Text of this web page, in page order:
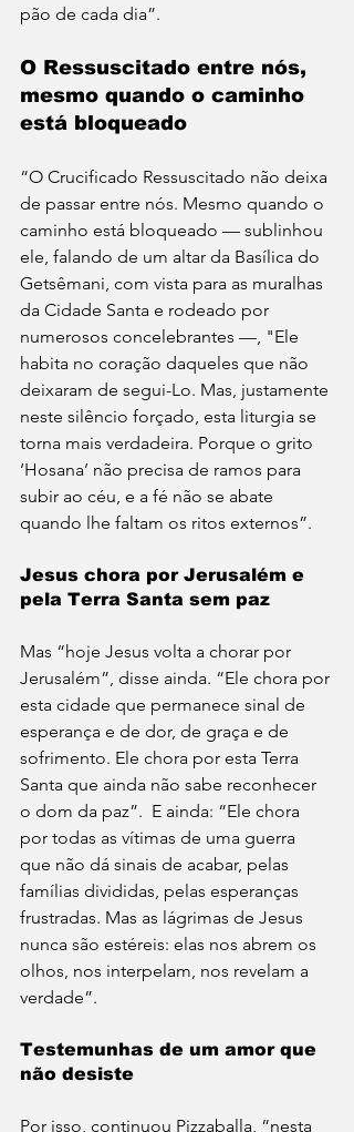
pão de cada dia”.
O Ressuscitado entre nós,
mesmo quando o caminho
está bloqueado
“O Crucificado Ressuscitado não deixa
de passar entre nós. Mesmo quando o
caminho está bloqueado — sublinhou
ele, falando de um altar da Basílica do
Getsêmani, com vista para as muralhas
da Cidade Santa e rodeado por
numerosos concelebrantes —, "Ele
habita no coração daqueles que não
deixaram de segui-Lo. Mas, justamente
neste silêncio forçado, esta liturgia se
torna mais verdadeira. Porque o grito
‘Hosana’ não precisa de ramos para
subir ao céu, e a fé não se abate
quando lhe faltam os ritos externos”.
Jesus chora por Jerusalém e
pela Terra Santa sem paz
Mas “hoje Jesus volta a chorar por
Jerusalém”, disse ainda. “Ele chora por
esta cidade que permanece sinal de
esperança e de dor, de graça e de
sofrimento. Ele chora por esta Terra
Santa que ainda não sabe reconhecer
o dom da paz”.  E ainda: “Ele chora
por todas as vítimas de uma guerra
que não dá sinais de acabar, pelas
famílias divididas, pelas esperanças
frustradas. Mas as lágrimas de Jesus
nunca são estéreis: elas nos abrem os
olhos, nos interpelam, nos revelam a
verdade”.
Testemunhas de um amor que
não desiste
Por isso, continuou Pizzaballa, “nesta